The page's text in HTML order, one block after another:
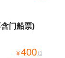
门船票)
¥400起